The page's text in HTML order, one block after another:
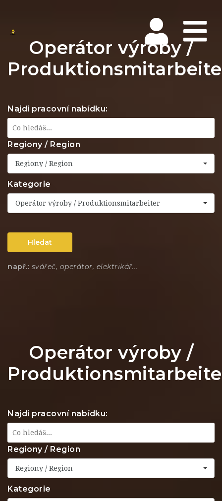
Operátor výroby /
Najdi pracovní nabídku:
Regiony / Region
Regiony / Region
Kategorie
Operátor výroby / Produktionsmitarbeiter
Hledat
např.: svářeč, operátor, elektrikář...
Operátor výroby /
Najdi pracovní nabídku:
Regiony / Region
Regiony / Region
Kategorie